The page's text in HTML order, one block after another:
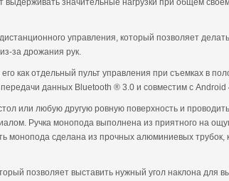
значительные нагрузки при общем
управления, который позволяет
за дрожания рук.
как отдельный пульт управления при съемках в
данных Bluetooth ® 3.0 и совместим с
или любую другую ровную поверхность и
Ручка монопода выполнена из приятного на
монопода сделана из прочных алюминиевых
позволяет выставить нужный угол наклона для